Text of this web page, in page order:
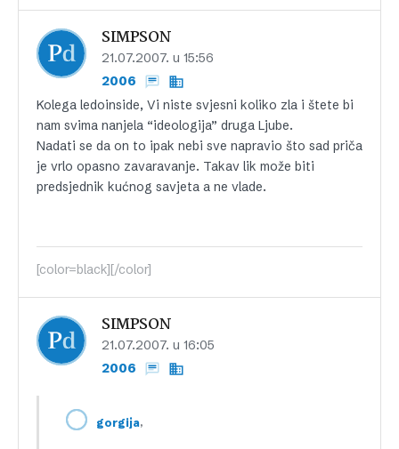
SIMPSON
21.07.2007. u 15:56
2006
Kolega ledoinside, Vi niste svjesni koliko zla i štete bi
nam svima nanjela “ideologija” druga Ljube.
Nadati se da on to ipak nebi sve napravio što sad priča
je vrlo opasno zavaravanje. Takav lik može biti
predsjednik kućnog savjeta a ne vlade.
[color=black][/color]
SIMPSON
21.07.2007. u 16:05
2006
gorgija,